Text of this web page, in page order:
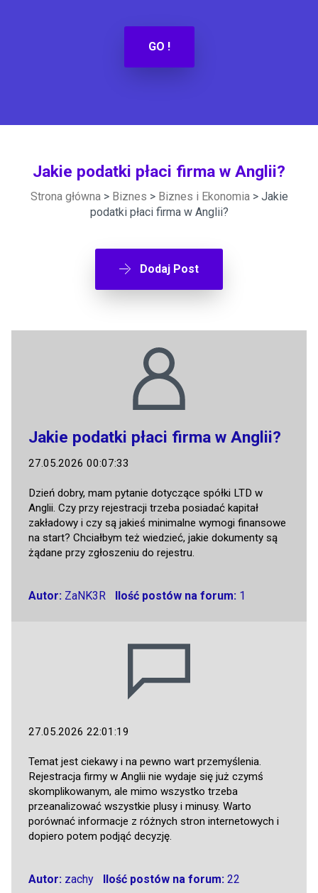
GO !
Jakie podatki płaci firma w Anglii?
Strona główna> Biznes > Biznes i Ekonomia> Jakie
podatki płaci firma w Anglii?
Dodaj Post
Jakie podatki płaci firma w Anglii?
27.05.2026 00:07:33
Dzień dobry, mam pytanie dotyczące spółki LTD w
Anglii. Czy przy rejestracji trzeba posiadać kapitał
zakładowy i czy są jakieś minimalne wymogi finansowe
na start? Chciałbym też wiedzieć, jakie dokumenty są
żądane przy zgłoszeniu do rejestru.
Autor: ZaNK3R Ilość postów na forum: 1
27.05.2026 22:01:19
Temat jest ciekawy i na pewno wart przemyślenia.
Rejestracja firmy w Anglii nie wydaje się już czymś
skomplikowanym, ale mimo wszystko trzeba
przeanalizować wszystkie plusy i minusy. Warto
porównać informacje z różnych stron internetowych i
dopiero potem podjąć decyzję.
Autor: zachy Ilość postów na forum:22